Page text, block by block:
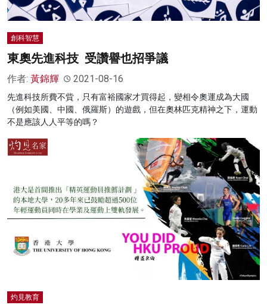
創科智慧
東奧先進科技 受讚譽也招爭議
作者: 黃錦輝 2021-08-16
先進科技所費不貲，只有富裕國家才買得起，變相令奧運成為大國
（例如美國、中國、俄羅斯）的遊戲，但在奧林匹克精神之下，運動
不是應該人人平等的嗎？
灼見教育